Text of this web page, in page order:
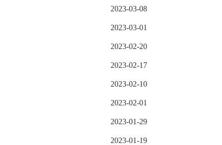
2023-03-08
2023-03-01
2023-02-20
2023-02-17
2023-02-10
2023-02-01
2023-01-29
2023-01-19